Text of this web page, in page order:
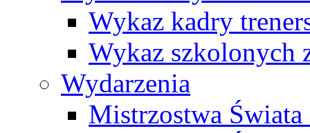
Wykaz kadry
Wykaz szkolonych
Wydarzenia
Mistrzostwa